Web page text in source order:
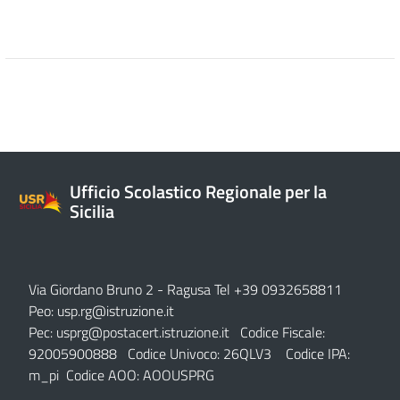
Ufficio Scolastico Regionale per la
Sicilia
Via Giordano Bruno 2 - Ragusa Tel +39 0932658811
Peo: usp.rg@istruzione.it
Pec: usprg@postacert.istruzione.it Codice Fiscale:
92005900888 Codice Univoco: 26QLV3 Codice IPA:
m_pi Codice AOO: AOOUSPRG